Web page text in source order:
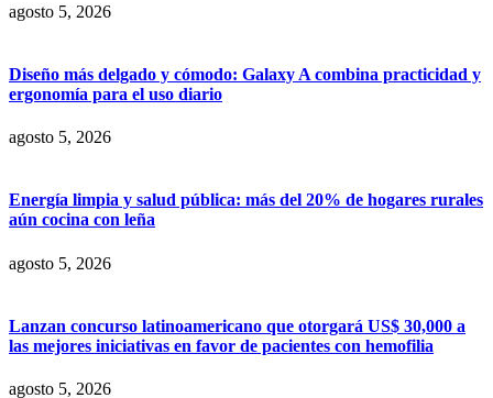
agosto 5, 2026
Diseño más delgado y cómodo: Galaxy A combina practicidad y
ergonomía para el uso diario
agosto 5, 2026
Energía limpia y salud pública: más del 20% de hogares rurales
aún cocina con leña
agosto 5, 2026
Lanzan concurso latinoamericano que otorgará US$ 30,000 a
las mejores iniciativas en favor de pacientes con hemofilia
agosto 5, 2026